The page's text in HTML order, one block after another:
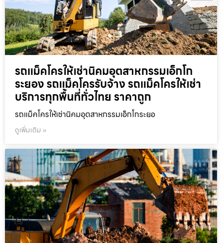
รถแม็คโครให้เช่านิคมอุตสาหกรรมเอ็กโก
ระยอง รถแม็คโครรับจ้าง รถแม็คโครให้เช่า
บริการทุกพื้นที่ทั่วไทย ราคาถูก
รถแม็คโครให้เช่านิคมอุตสาหกรรมเอ็กโกระยอ
ดูเพิ่มเติม »